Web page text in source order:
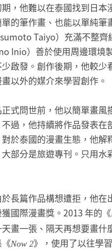
，他難以在泰國找到日
的筆作畫、也能以單純
Taiyo）充滿不整齊
Inio）善於使用周邊環境
啟發。創作後期，他較
以外的媒介來學習創作。
式問世前，他以簡單畫
過，他持續將作品發表
於泰國的漫畫生態，他
部分是旅遊專刊。只用
長篇作品構想遭拒，他
國際漫畫獎。2013 年的《
天畫一張、隔天再想要畫
Now 2》，使用了以往學